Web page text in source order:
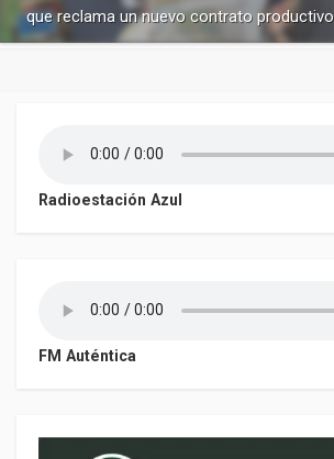
que reclama un nuevo contrato productivo
Radioestación Azul
FM Auténtica